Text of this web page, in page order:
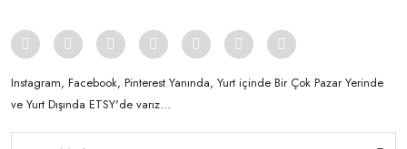
Instagram, Facebook, Pinterest Yanında, Yurt içinde Bir Çok Pazar Yerinde
ve Yurt Dışında ETSY'de varız...